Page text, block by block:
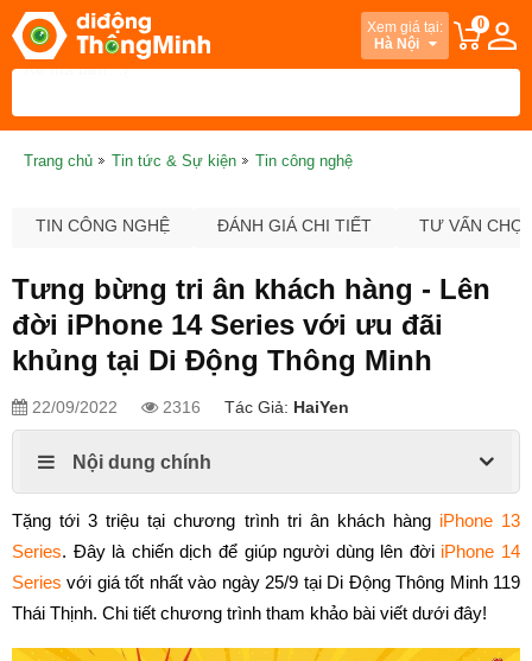
Xem giá tại:
Hà Nội
0
Trang chủ Tin tức & Sự kiện Tin công nghệ
TIN CÔNG NGHỆ ĐÁNH GIÁ CHI TIẾT TƯ VẤN
Tưng bừng tri ân khách hàng - Lên
đời iPhone 14 Series với ưu đãi
khủng tại Di Động Thông Minh
22/09/2022 2316 Tác Giả: HaiYen
Nội dung chính
Tặng tới 3 triệu tại chương trình tri ân khách hàng iPhone 13
Series. Đây là chiến dịch để giúp người dùng lên đời iPhone 14
Series với giá tốt nhất vào ngày 25/9 tại Di Động Thông Minh 119
Thái Thịnh. Chi tiết chương trình tham khảo bài viết dưới đây!